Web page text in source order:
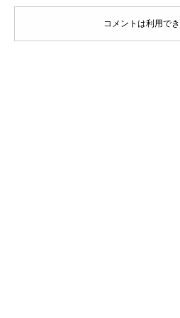
コメントは利用でき